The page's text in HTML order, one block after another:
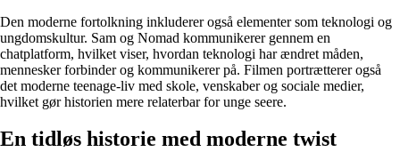
Den moderne fortolkning inkluderer også elementer som teknologi og
ungdomskultur. Sam og Nomad kommunikerer gennem en
chatplatform, hvilket viser, hvordan teknologi har ændret måden,
mennesker forbinder og kommunikerer på. Filmen portrætterer også
det moderne teenage-liv med skole, venskaber og sociale medier,
hvilket gør historien mere relaterbar for unge seere.
En tidløs historie med moderne twist